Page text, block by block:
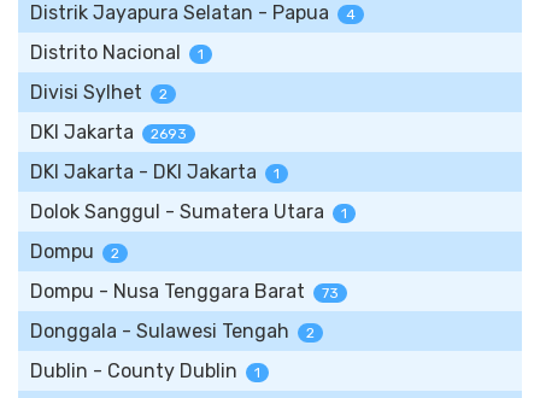
Distrik Jayapura Selatan - Papua 4
Distrito Nacional 1
Divisi Sylhet 2
DKI Jakarta 2693
DKI Jakarta - DKI Jakarta 1
Dolok Sanggul - Sumatera Utara 1
Dompu 2
Dompu - Nusa Tenggara Barat 73
Donggala - Sulawesi Tengah 2
Dublin - County Dublin 1